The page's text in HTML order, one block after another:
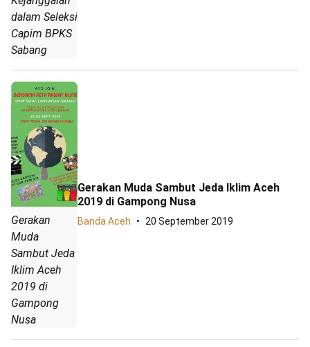
dalam Seleksi
Capim BPKS
Sabang
Gerakan
Muda
Sambut Jeda
Iklim Aceh
2019 di
Gampong
Nusa
Gerakan Muda Sambut Jeda Iklim Aceh
2019 di Gampong Nusa
Banda Aceh 20 September 2019